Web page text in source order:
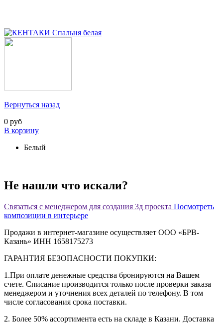
Вернуться назад
0 руб
В корзину
Белый
Не нашли что искали?
Связаться с менеджером для создания 3д проекта Посмотреть
композиции в интерьере
Продажи в интернет-магазине осуществляет ООО «БРВ-
Казань» ИНН 1658175273
ГАРАНТИЯ БЕЗОПАСНОСТИ ПОКУПКИ:
1.При оплате денежные средства бронируются на Вашем
счете. Списание производится только после проверки заказа
менеджером и уточнения всех деталей по телефону. В том
числе согласования срока поставки.
2. Более 50% ассортимента есть на складе в Казани. Доставка